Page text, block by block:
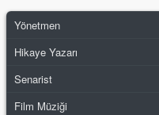
Yönetmen
Hikaye Yazarı
Senarist
Film Müziği